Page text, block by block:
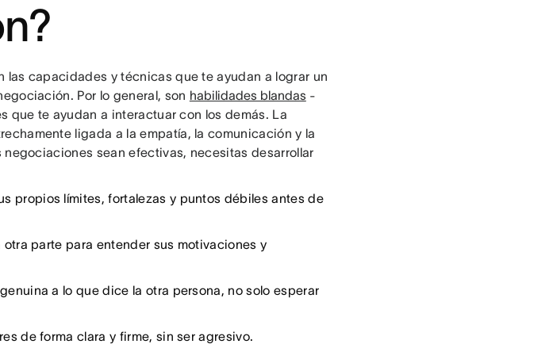
capacidades y técnicas que te ayudan a lograr un
Por lo general, son habilidades blandas -
que te ayudan a interactuar con los demás. La
ligada a la empatía, la comunicación y la
sean efectivas, necesitas desarrollar
propios límites, fortalezas y puntos débiles antes de
otra parte para entender sus motivaciones y
a lo que dice la otra persona, no solo esperar
de forma clara y firme, sin ser agresivo.